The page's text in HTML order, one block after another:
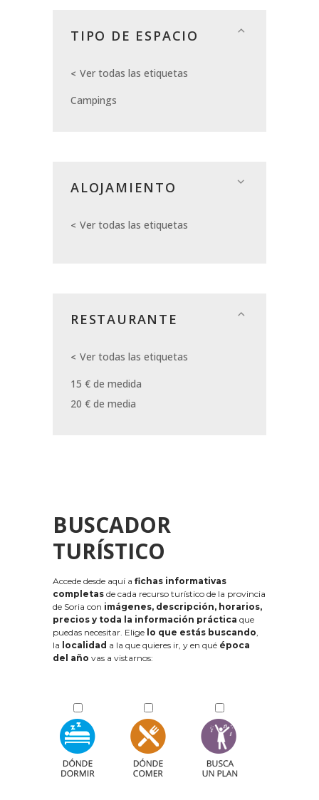
TIPO DE ESPACIO
Ver todas las etiquetas
Campings
ALOJAMIENTO
Ver todas las etiquetas
RESTAURANTE
Ver todas las etiquetas
15 € de medida
20 € de media
BUSCADOR
TURÍSTICO
Accede desde aquí a fichas informativas
completas de cada recurso turístico de la provincia
de Soria con imágenes, descripción, horarios,
precios y toda la información práctica que
puedas necesitar. Elige lo que estás buscando,
la localidad a la que quieres ir, y en qué época
del año vas a vistarnos: